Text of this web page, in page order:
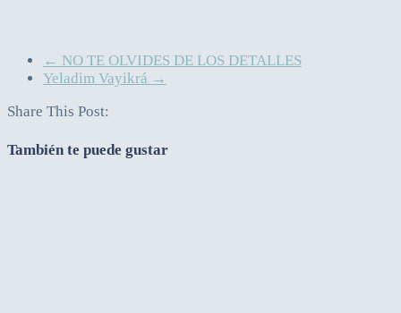
← NO TE OLVIDES DE LOS DETALLES
Yeladim Vayikrá →
Share This Post:
También te puede gustar